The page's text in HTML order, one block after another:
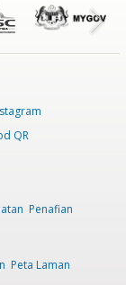
QR
Penafian
Peta Laman